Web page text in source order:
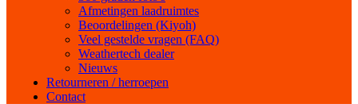
Afmetingen laadruimtes
Beoordelingen (Kiyoh)
Veel gestelde vragen (FAQ)
Weathertech dealer
Nieuws
Retourneren / herroepen
Contact